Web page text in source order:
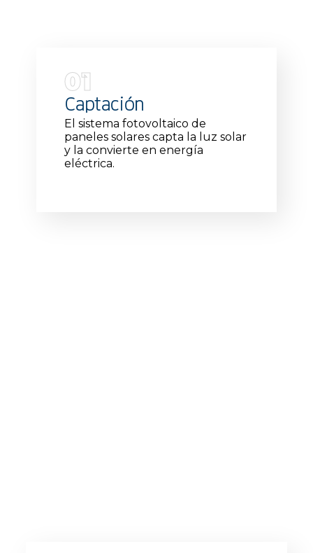
01
Captación
El sistema fotovoltaico de
paneles solares capta la luz solar
y la convierte en energía
eléctrica.